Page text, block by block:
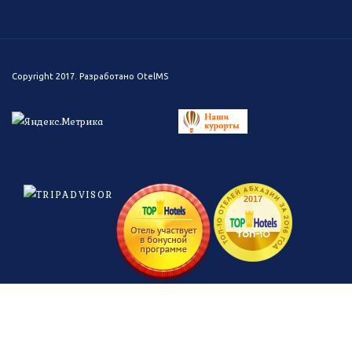
Copyright 2017. Разработано OtelMS
2017
топ-10
ТОП-10 ОТЕЛЕЙ АБХАЗИИ ЗА 2016 ГОД